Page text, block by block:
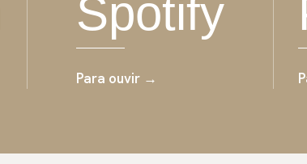
Spotify
Para ouvir →